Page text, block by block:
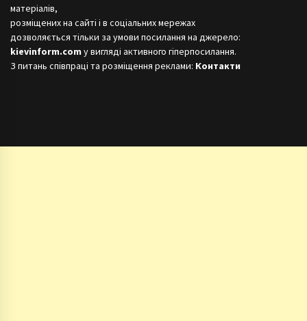
матеріалів,
розміщених на сайті і в соціальних мережах
дозволяється тільки за умови посилання на джерело:
kievinform.com у вигляді активного гіперпосилання.
З питань співпраці та розміщення реклами: Контакти